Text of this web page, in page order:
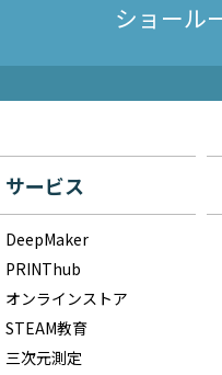
ショール
サービス
DeepMaker
PRINThub
オンラインストア
STEAM教育
三次元測定